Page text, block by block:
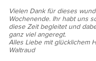
Vielen Dank für dieses
Wochenende. Ihr habt uns
diese Zeit begleitet und
ganz viel angeregt.
Alles Liebe mit glücklichem
Waltraud